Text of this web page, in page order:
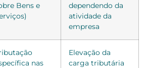
Bens e
dependendo da
atividade da
empresa
nas
Elevação da
carga tributária